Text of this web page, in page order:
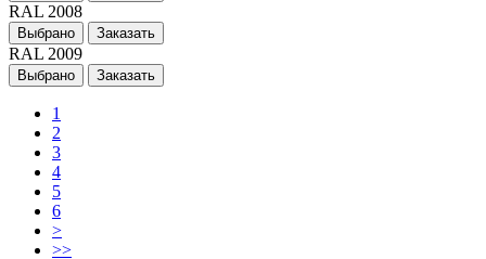
RAL 2008
Выбрано Заказать
RAL 2009
Выбрано Заказать
1
2
3
4
5
6
>
>>